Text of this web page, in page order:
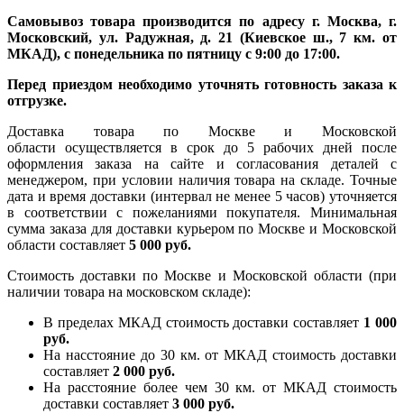
Самовывоз товара производится по адресу г. Москва, г.
Московский, ул. Радужная, д. 21 (Киевское ш., 7 км. от
МКАД), с понедельника по пятницу с 9:00 до 17:00.
Перед приездом необходимо уточнять готовность заказа к
отгрузке.
Доставка товара по Москве и Московской
области осуществляется в срок до 5 рабочих дней после
оформления заказа на сайте и согласования деталей с
менеджером, при условии наличия товара на складе. Точные
дата и время доставки (интервал не менее 5 часов) уточняется
в соответствии с пожеланиями покупателя. Минимальная
сумма заказа для доставки курьером по Москве и Московской
области составляет 5 000 руб.
Стоимость доставки по Москве и Московской области (при
наличии товара на московском складе):
В пределах МКАД стоимость доставки составляет 1 000
руб.
На насcтояние до 30 км. от МКАД стоимость доставки
составляет 2 000 руб.
На расстояние более чем 30 км. от МКАД стоимость
доставки составляет 3 000 руб.